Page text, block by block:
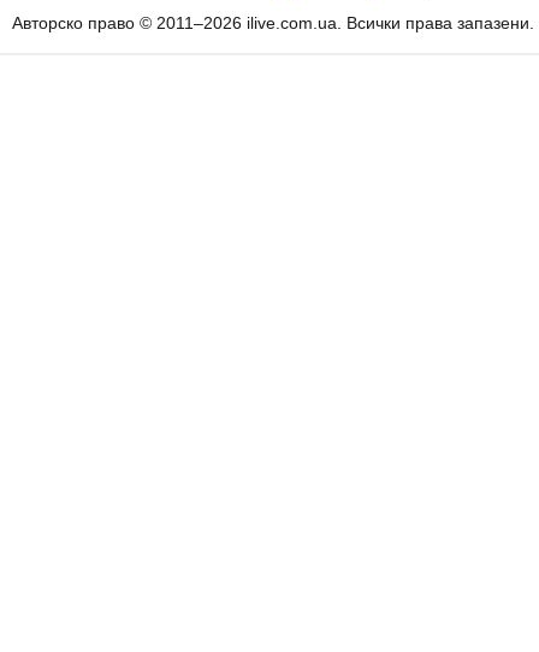
Авторско право © 2011–2026 ilive.com.ua. Всички права запазени.